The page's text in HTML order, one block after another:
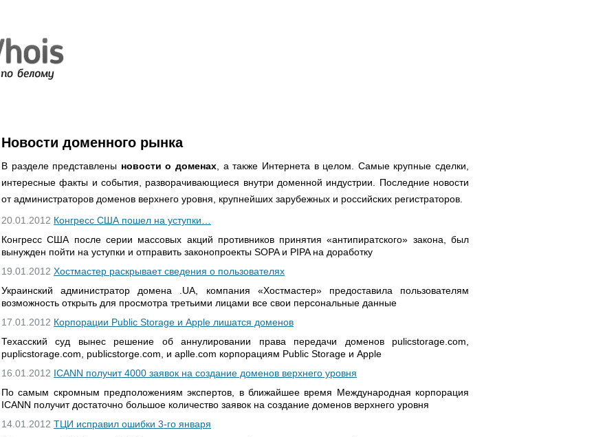
Новости доменного рынка
В разделе представлены новости о доменах , а также Интернета в целом. Самые крупные сделки,
интересные факты и события, разворачивающиеся внутри доменной индустрии. Последние новости
от администраторов доменов верхнего уровня, крупнейших зарубежных и российских регистраторов.
20.01.2012 Конгресс США пошел на уступки…
Конгресс США после серии массовых акций противников принятия «антипиратского» закона, был
вынужден пойти на уступки и отправить законопроекты SOPA и PIPA на доработку
19.01.2012 Хостмастер раскрывает сведения о пользователях
Украинский администратор домена .UA, компания «Хостмастер» предоставила пользователям
возможность открыть для просмотра третьими лицами все свои персональные данные
17.01.2012 Корпорации Public Storage и Apple лишатся доменов
Техасский суд вынес решение об аннулировании права передачи доменов pulicstorage.com,
puplicstorage.com, publicstorge.com, и aplle.com корпорациям Public Storage и Apple
16.01.2012 ICANN получит 4000 заявок на создание доменов верхнего уровня
По самым скромным предположениям экспертов, в ближайшее время Международная корпорация
ICANN получит достаточно большое количество заявок на создание доменов верхнего уровня
14.01.2012 ТЦИ исправил ошибки 3-го января